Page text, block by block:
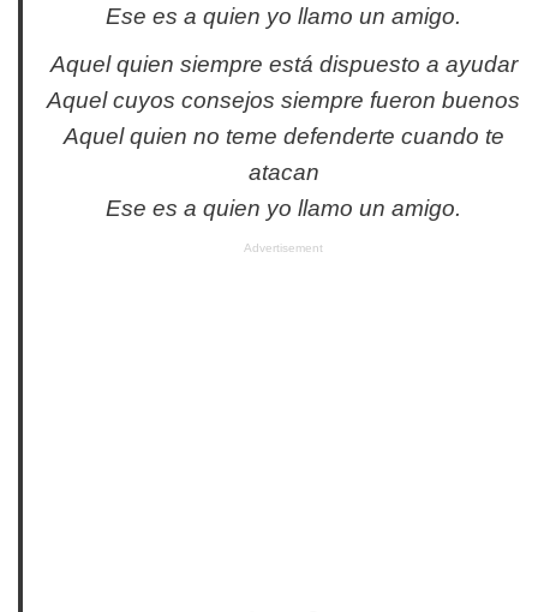
Ese es a quien yo llamo un amigo.
Aquel quien siempre está dispuesto a ayudar
Aquel cuyos consejos siempre fueron buenos
Aquel quien no teme defenderte cuando te
atacan
Ese es a quien yo llamo un amigo.
Advertisement